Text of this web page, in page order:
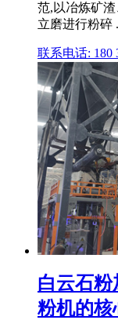
范,以冶炼矿
立磨进行粉碎
联系电话: 180
白云石
粉机的核